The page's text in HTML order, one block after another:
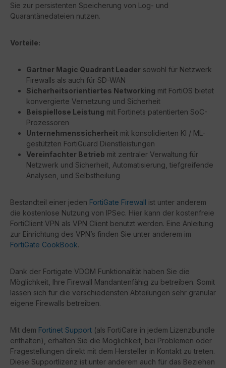
Sie zur persistenten Speicherung von Log- und
Quarantänedateien nutzen.
Vorteile:
Gartner Magic Quadrant Leader sowohl für Netzwerk
Firewalls als auch für SD-WAN
Sicherheitsorientiertes Networking mit FortiOS bietet
konvergierte Vernetzung und Sicherheit
Beispiellose Leistung mit Fortinets patentierten SoC-
Prozessoren
Unternehmenssicherheit mit konsolidierten KI / ML-
gestützten FortiGuard Dienstleistungen
Vereinfachter Betrieb mit zentraler Verwaltung für
Netzwerk und Sicherheit, Automatisierung, tiefgreifende
Analysen, und Selbstheilung
Bestandteil einer jeden FortiGate Firewall ist unter anderem
die kostenlose Nutzung von IPSec. Hier kann der kostenfreie
FortiClient VPN als VPN Client benutzt werden. Eine Anleitung
zur Einrichtung des VPN’s finden Sie unter anderem im
FortiGate CookBook.
Dank der Fortigate VDOM Funktionalität haben Sie die
Möglichkeit, Ihre Firewall Mandantenfähig zu betreiben. Somit
lassen sich für die verschiedensten Abteilungen sehr granular
eigene Firewalls betreiben.
Mit dem Fortinet Support (als FortiCare in jedem Lizenzbundle
enthalten), erhalten Sie die Möglichkeit, bei Problemen oder
Fragestellungen direkt mit dem Hersteller in Kontakt zu treten.
Diese Supportlizenz ist unter anderem auch für das Beziehen